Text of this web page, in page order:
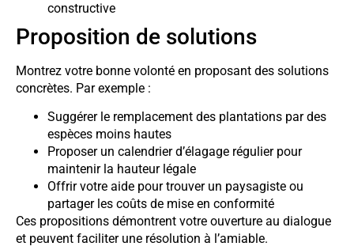
constructive
Proposition de solutions
Montrez votre bonne volonté en proposant des solutions
concrètes. Par exemple :
Suggérer le remplacement des plantations par des
espèces moins hautes
Proposer un calendrier d’élagage régulier pour
maintenir la hauteur légale
Offrir votre aide pour trouver un paysagiste ou
partager les coûts de mise en conformité
Ces propositions démontrent votre ouverture au dialogue
et peuvent faciliter une résolution à l’amiable.